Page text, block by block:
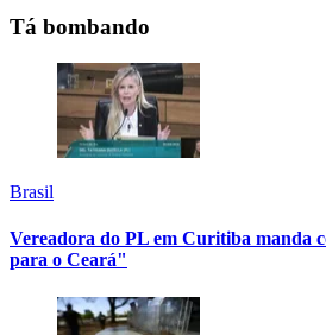
Tá bombando
Brasil
Vereadora do PL em Curitiba manda
para o Ceará"